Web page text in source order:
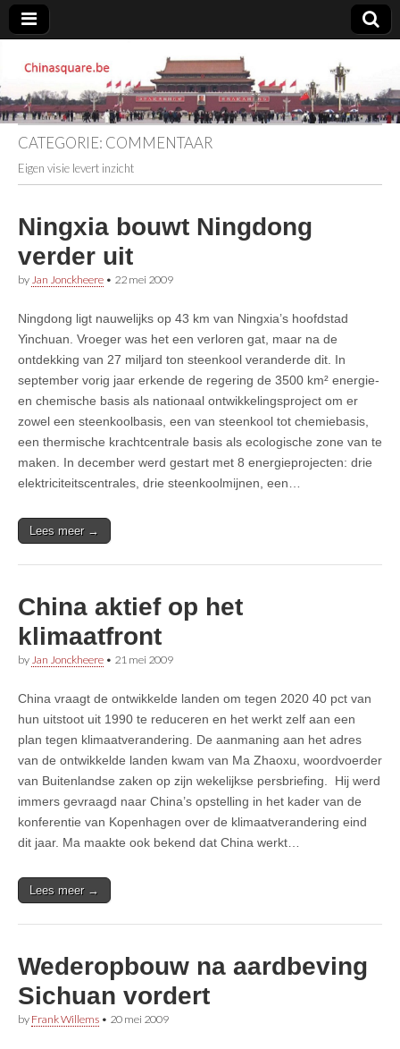
Chinasquare.be
CATEGORIE: COMMENTAAR
Eigen visie levert inzicht
Ningxia bouwt Ningdong
verder uit
by Jan Jonckheere • 22 mei 2009
Ningdong ligt nauwelijks op 43 km van Ningxia’s hoofdstad
Yinchuan. Vroeger was het een verloren gat, maar na de
ontdekking van 27 miljard ton steenkool veranderde dit. In
september vorig jaar erkende de regering de 3500 km² energie-
en chemische basis als nationaal ontwikkelingsproject om er
zowel een steenkoolbasis, een van steenkool tot chemiebasis,
een thermische krachtcentrale basis als ecologische zone van te
maken. In december werd gestart met 8 energieprojecten: drie
elektriciteitscentrales, drie steenkoolmijnen, een…
Lees meer →
China aktief op het
klimaatfront
by Jan Jonckheere • 21 mei 2009
China vraagt de ontwikkelde landen om tegen 2020 40 pct van
hun uitstoot uit 1990 te reduceren en het werkt zelf aan een
plan tegen klimaatverandering. De aanmaning aan het adres
van de ontwikkelde landen kwam van Ma Zhaoxu, woordvoerder
van Buitenlandse zaken op zijn wekelijkse persbriefing. Hij werd
immers gevraagd naar China’s opstelling in het kader van de
konferentie van Kopenhagen over de klimaatverandering eind
dit jaar. Ma maakte ook bekend dat China werkt…
Lees meer →
Wederopbouw na aardbeving
Sichuan vordert
by Frank Willems • 20 mei 2009